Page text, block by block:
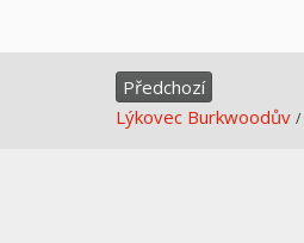
Předchozí
Lýkovec Burkwoodův /